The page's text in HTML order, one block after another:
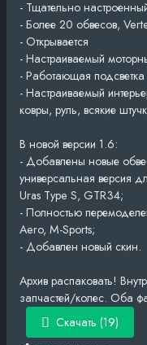
- Тщательно
- Более 20 обвесов,
- Открывается
- Настраиваемый
- Работающая подсветка
- Настраиваемый
ковры, руль, всякие
В новой версии 1.6:
- Добавлены новые
универсальная версия
Uras Type S, GTR34;
- Полностью
Aero, M-Sports;
- Добавлен новый скин.
Архив распаковать!
запчастей/колес. Оба
Скачать (19)